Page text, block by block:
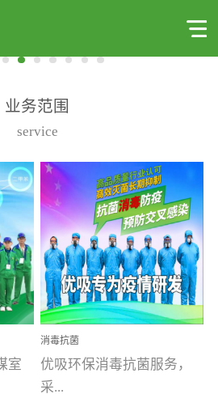
业务范围
service
室
消毒抗菌
优吸环保消毒抗菌服务，
采...